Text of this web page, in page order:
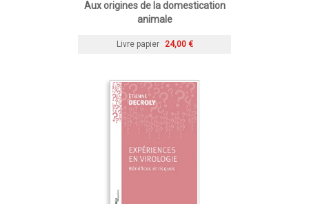
Aux origines de la domestication
animale
Livre papier 24,00 €